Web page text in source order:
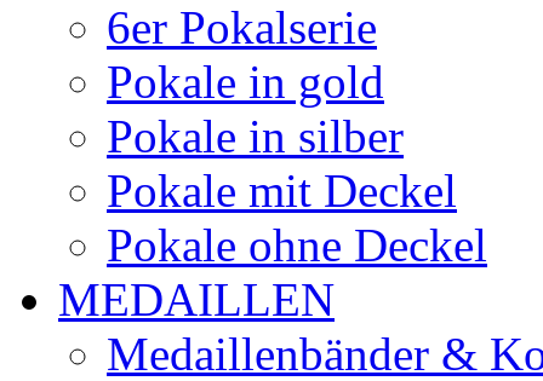
6er Pokalserie
Pokale in gold
Pokale in silber
Pokale mit Deckel
Pokale ohne Deckel
MEDAILLEN
Medaillenbänder &